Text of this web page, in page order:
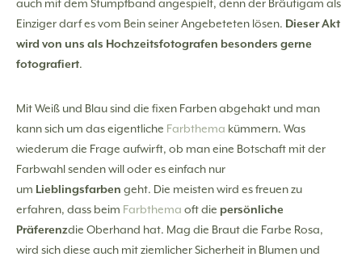
auch mit dem Stumpfband angespielt, denn der Bräutigam als
Einziger darf es vom Bein seiner Angebeteten lösen. Dieser Akt
wird von uns als Hochzeitsfotografen besonders gerne
fotografiert.
Mit Weiß und Blau sind die fixen Farben abgehakt und man
kann sich um das eigentliche Farbthema kümmern. Was
wiederum die Frage aufwirft, ob man eine Botschaft mit der
Farbwahl senden will oder es einfach nur
um Lieblingsfarben geht. Die meisten wird es freuen zu
erfahren, dass beim Farbthema oft die persönliche
Präferenzdie Oberhand hat. Mag die Braut die Farbe Rosa,
wird sich diese auch mit ziemlicher Sicherheit in Blumen und